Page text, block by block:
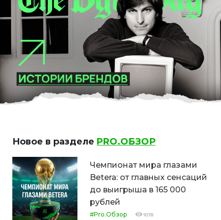
Новое в разделе PRO.ОБЗОР
Чемпионат мира глазами
Betera: от главных сенсаций
до выигрыша в 165 000
рублей
#Pro.Обзор 1078